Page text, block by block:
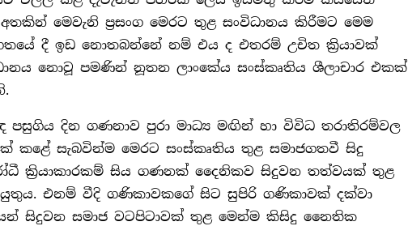
මෙවැනි ප්‍රසංග මෙරට තුළ සංවිධානය කිරීමට මෙම
දී ඉඩ නොතබන්නේ නම් එය ද එතරම් උචිත ක්‍රියාවක්
නොවූ පමණින් නූතන ලාංකේය සංස්කෘතිය ශීලාචාර එකක්
පසුගිය දින ගණනාව පුරා මාධ්‍ය මඟින් හා විවිධ තරාතිරම්වල
කළේ සැබවින්ම මෙරට සංස්කෘතිය තුළ සමාජගතවී සිදු
ක්‍රියාකාරකම් සිය ගණනක් දෛනිකව සිදුවන තත්වයක් තුළ
යුතුය. එනම් වීදි ගණිකාවකගේ සිට සුපිරි ගණිකාවක් දක්වා
සිදුවන සමාජ වටපිටාවක් තුළ මෙන්ම කිසිදු නෛතික